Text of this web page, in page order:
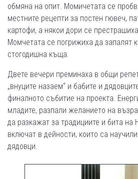
обмяна на опит. Момичетата се
местните рецепти за постен гювеч,
картофи, а някои дори се
Момчетата се погрижиха да запалят
стогодишна къща.
Двете вечери преминаха в общи
„внуците назаем“ и бабите и
финалното събитие на проекта.
младите, разпали желанието на
да разкажат за традициите и бита на
включат в дейности, които са
дядовци.